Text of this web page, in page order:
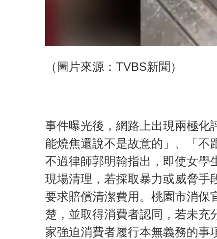
（圖片來源：TVBS新聞）
事件曝光後，網路上出現兩極化
能燒焦還說不是故意的」、「不
不過律師郭明翰指出，即使女學
現場清理，若採取暴力或威脅手
要求賠償清潔費用。桃園市消保
楚，並取得消費者認同，若未充
家強迫消費者履行本無義務的事